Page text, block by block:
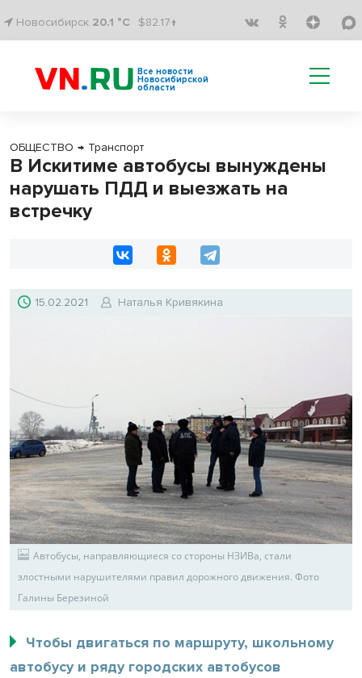
Новосибирск 20.1 °C $82.17↑
Все новости
Новосибирской
области
ОБЩЕСТВО → Транспорт
В Искитиме автобусы вынуждены
нарушать ПДД и выезжать на
встречку
15.02.2021 Наталья Кривякина
Автобусы, направляющиеся со стороны НЗИВа, стали
злостными нарушителями правил дорожного движения. Фото
Галины Березиной
Чтобы двигаться по маршруту, школьному
автобусу и ряду городских автобусов